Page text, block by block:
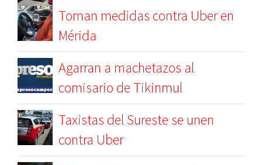
Toman medidas contra Uber en
Mérida
Agarran a machetazos al
comisario de Tikinmul
Taxistas del Sureste se unen
contra Uber